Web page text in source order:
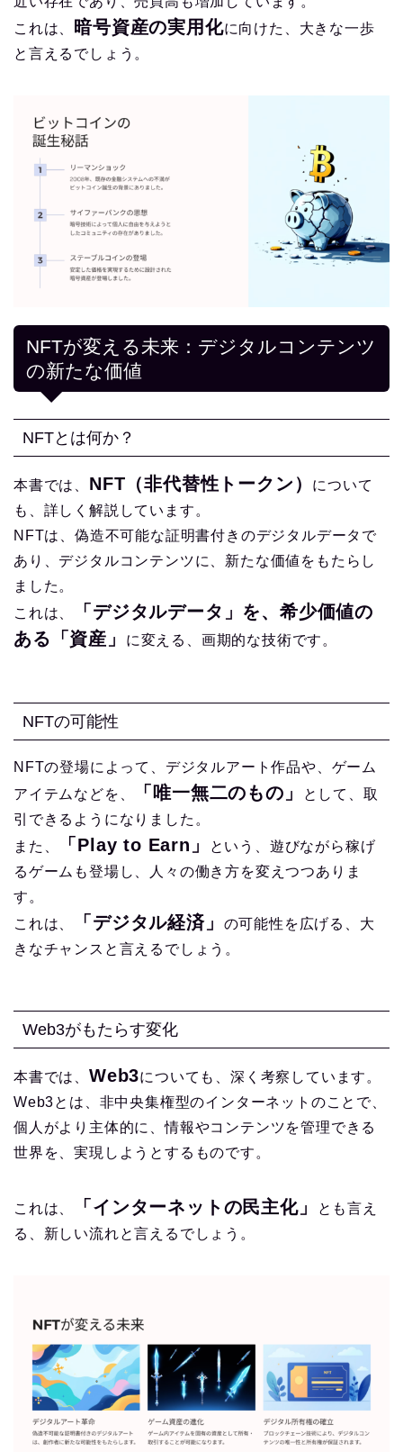
これは、
暗号資産の実用化に向けた、大きな一歩
と言えるでしょう。
NFTが変える未来：デジタルコンテンツ
の新たな価値
NFTとは何か？
本書では、 NFT（非代替性トークン）
について
も、詳しく解説しています。
NFTは、偽造不可能な証明書付きのデジタルデータで
あり、デジタルコンテンツに、新たな価値をもたらし
ました。
これは、
「デジタルデータ」を、希少価値の
ある「資産」
に変える、画期的な技術です。
NFTの可能性
NFTの登場によって、デジタルアート作品や、ゲーム
アイテムなどを、
「唯一無二のもの」
として、取
引できるようになりました。
また、
「Play to Earn」
という、遊びながら稼げ
るゲームも登場し、人々の働き方を変えつつありま
す。
これは、
「デジタル経済」
の可能性を広げる、大
きなチャンスと言えるでしょう。
Web3がもたらす変化
本書では、 Web3についても、深く考察しています。
Web3とは、非中央集権型のインターネットのことで、
個人がより主体的に、情報やコンテンツを管理できる
世界を、実現しようとするものです。
これは、 「インターネットの民主化」
とも言え
る、新しい流れと言えるでしょう。